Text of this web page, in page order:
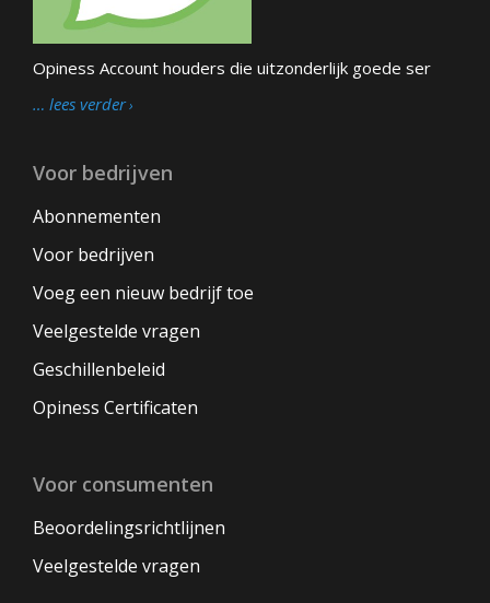
Opiness Account houders die uitzonderlijk goede ser
… lees verder
Voor bedrijven
Abonnementen
Voor bedrijven
Voeg een nieuw bedrijf toe
Veelgestelde vragen
Geschillenbeleid
Opiness Certificaten
Voor consumenten
Beoordelingsrichtlijnen
Veelgestelde vragen